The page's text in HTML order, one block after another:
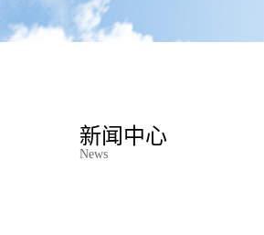
新闻中心
News